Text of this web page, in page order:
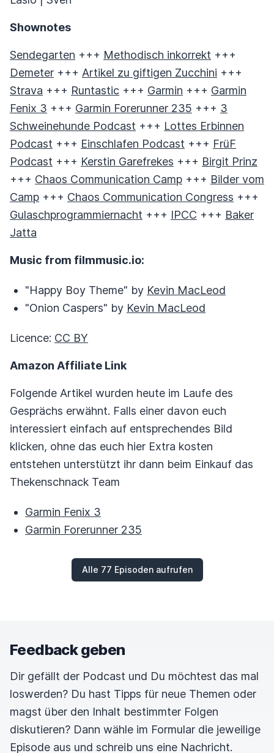
Shownotes
Sendegarten +++ Methodisch inkorrekt +++
Demeter +++ Artikel zu giftigen Zucchini +++
Strava +++ Runtastic +++ Garmin +++ Garmin
Fenix 3 +++ Garmin Forerunner 235 +++ 3
Schweinehunde Podcast +++ Lottes Erbinnen
Podcast +++ Einschlafen Podcast +++ FrüF
Podcast +++ Kerstin Garefrekes +++ Birgit Prinz
+++ Chaos Communication Camp +++ Bilder vom
Camp +++ Chaos Communication Congress +++
Gulaschprogrammiernacht +++ IPCC +++ Baker
Jatta
Music from filmmusic.io:
"Happy Boy Theme" by Kevin MacLeod
"Onion Caspers" by Kevin MacLeod
Licence: CC BY
Amazon Affiliate Link
Folgende Artikel wurden heute im Laufe des
Gesprächs erwähnt. Falls einer davon euch
interessiert einfach auf entsprechendes Bild
klicken, ohne das euch hier Extra kosten
entstehen unterstützt ihr dann beim Einkauf das
Thekenschnack Team
Garmin Fenix 3
Garmin Forerunner 235
Alle 77 Episoden aufrufen
Feedback geben
Dir gefällt der Podcast und Du möchtest das mal
loswerden? Du hast Tipps für neue Themen oder
magst über den Inhalt bestimmter Folgen
diskutieren? Dann wähle im Formular die jeweilige
Episode aus und schreib uns eine Nachricht.